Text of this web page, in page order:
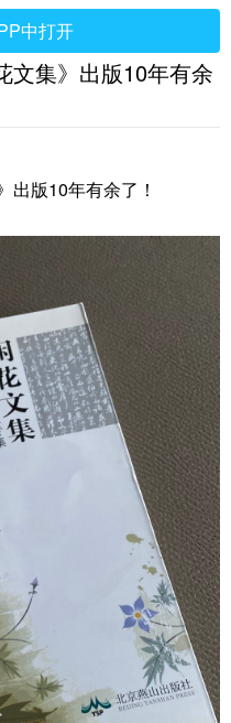
中打开
文集》出版10年有余
出版10年有余了！